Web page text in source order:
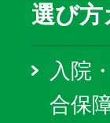
選び方
入院
合保